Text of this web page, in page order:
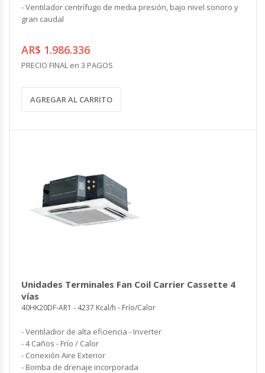
- Ventilador centrífugo de media presión, bajo nivel sonoro y
gran caudal
AR$ 1.986.336
PRECIO FINAL en 3 PAGOS
AGREGAR AL CARRITO
Unidades Terminales Fan Coil Carrier Cassette 4
vías
40HK20DF-AR1 - 4237 Kcal/h - Frío/Calor
- Ventiladior de alta eficiencia - Inverter
- 4 Caños - Frío / Calor
- Conexión Aire Exterior
- Bomba de drenaje incorporada